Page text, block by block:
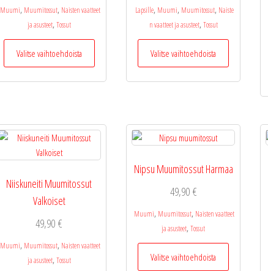
Muumi, Muumitossut, Naisten vaatteet
ja asusteet, Tossut
Valitse vaihtoehdoista
Tällä
tehdä
tuotteen
Lapsille, Muumi, Muumitossut, Naiste
n vaatteet ja asusteet, Tossut
Valitse vaihtoehdoista
Tällä
tehdä
valinnat
sivulla.
Niiskuneiti Muumitossut
Valkoiset
49,90€
Muumi, Muumitossut, Naisten vaatteet
ja asusteet, Tossut
Nipsu Muumitossut Harmaa
49,90 €
Muumi, Muumitossut, Naisten vaatteet
ja asusteet, Tossut
Valitse vaihtoehdoista
Tällä